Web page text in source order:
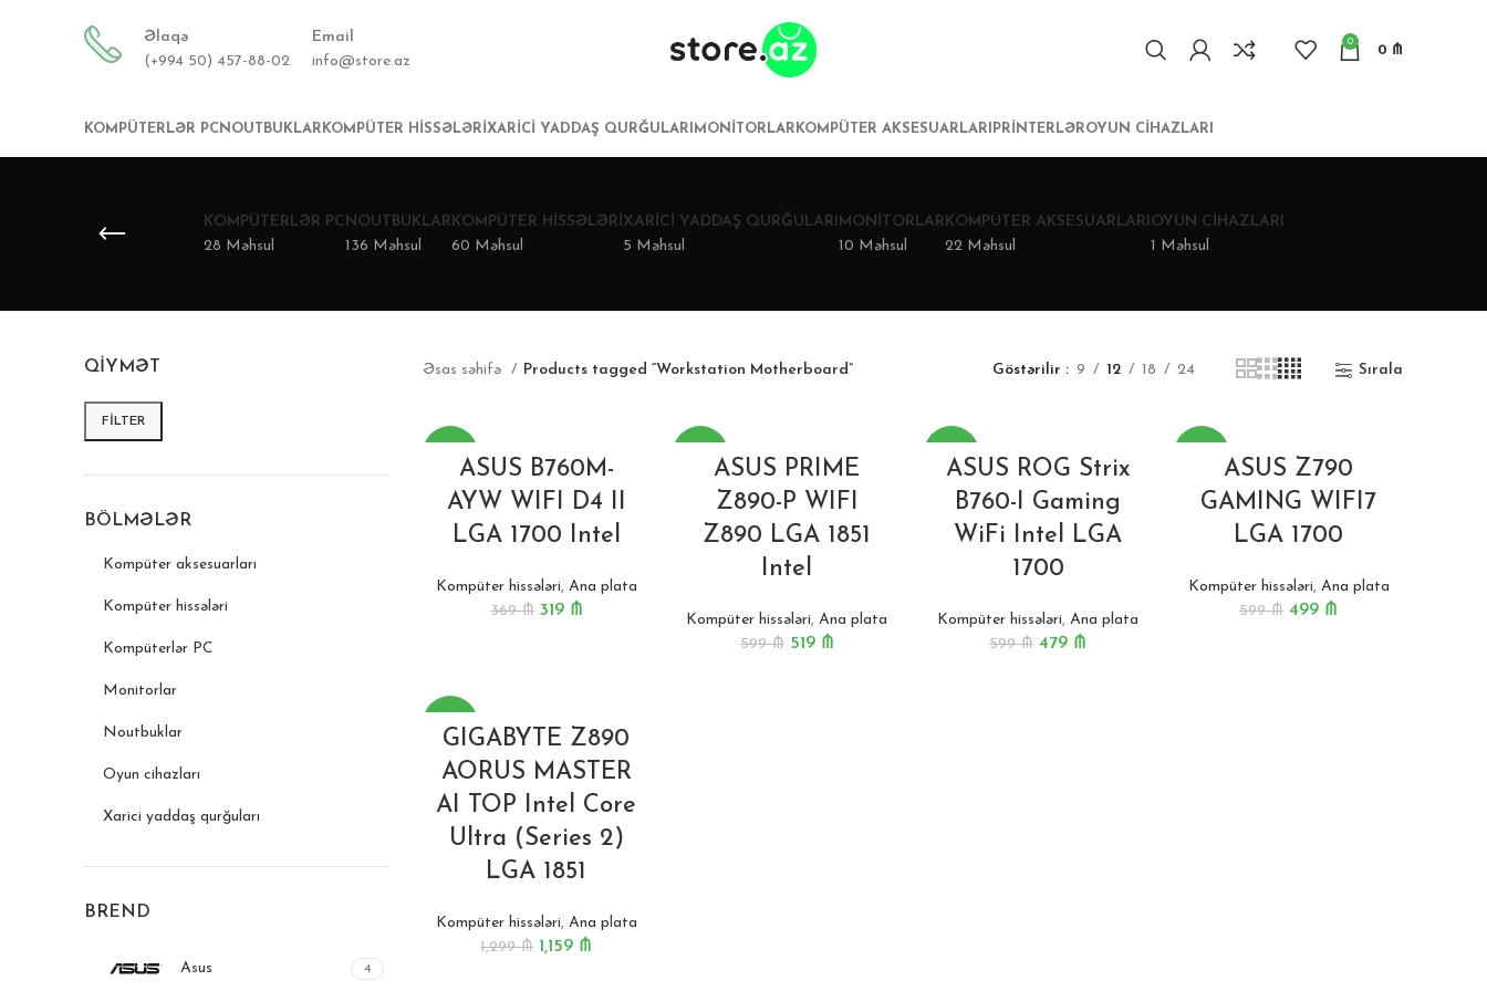
Əlaqə
(+994 50) 457-88-02
Email
info@store.az
0
0 ₼
KOMPÜTERLƏR PC NOUTBUKLAR KOMPÜTER HISSƏLƏRI XARICI YADDAŞ QURĞULARI MONITORLAR KOMPÜTER AKSESUARLARI PRINTERLƏROYUN CIHAZLARI
KOMPÜTERLƏR PC
28 Məhsul
NOUTBUKLAR
136 Məhsul
KOMPÜTER HISSƏLƏRI
60 Məhsul
XARICI YADDAŞ QURĞULARI
5 Məhsul
MONITORLAR
10 Məhsul
KOMPÜTER AKSESUARLARI
22 Məhsul
OYUN CIHAZLARI
1 Məhsul
QIYMƏT
FILTER
BÖLMƏLƏR
Kompüter aksesuarları
Kompüter hissələri
Kompüterlər PC
Monitorlar
Noutbuklar
Oyun cihazları
Xarici yaddaş qurğuları
BREND
Asus 4
Əsas səhifə Products tagged “Workstation Motherboard” Göstərilir 9 12 18 24 Sırala
ASUS B760M-
AYW WIFI D4 II
LGA 1700 Intel
Kompüter hissələri, Ana plata
369₼ 319 ₼
ASUS PRIME
Z890-P WIFI
Z890 LGA 1851
Intel
Kompüter hissələri,Ana plata
599₼ 519 ₼
-20%
ASUS ROG Strix
B760-I Gaming
WiFi Intel LGA
1700
Kompüter hissələri,Ana plata
599₼ 479 ₼
ASUS Z790
GAMING WIFI7
LGA 1700
Kompüter hissələri, Ana plata
599₼ 499 ₼
-11%
GIGABYTE Z890
AORUS MASTER
AI TOP Intel Core
Ultra (Series 2)
LGA 1851
Kompüter hissələri, Ana plata
1,299₼ 1,159 ₼